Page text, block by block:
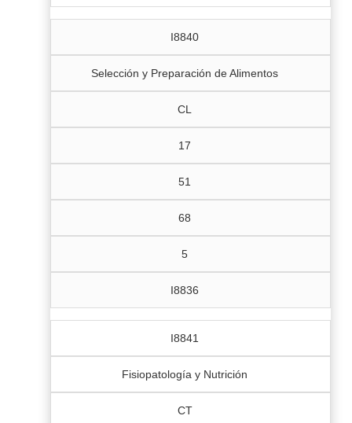
I8840
Selección y Preparación de Alimentos
CL
17
51
68
5
I8836
I8841
Fisiopatología y Nutrición
CT